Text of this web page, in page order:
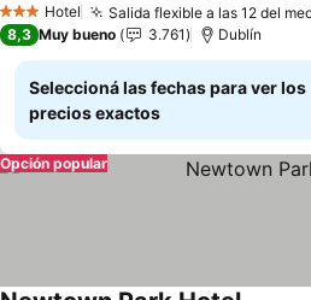
3 Estrellas
Hotel Salida flexible a las 12 del
8,3 Muy bueno 3.761 Dublín
Seleccioná las fechas para ver los
precios exactos
Opción popular